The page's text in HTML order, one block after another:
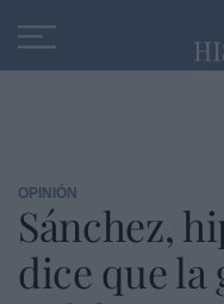
OPINIÓN
Sánchez,
dice que la